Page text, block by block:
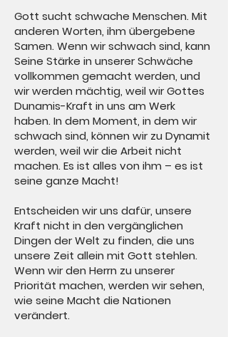
Gott sucht schwache Menschen. Mit
anderen Worten, ihm übergebene
Samen. Wenn wir schwach sind, kann
Seine Stärke in unserer Schwäche
vollkommen gemacht werden, und
wir werden mächtig, weil wir Gottes
Dunamis-Kraft in uns am Werk
haben. In dem Moment, in dem wir
schwach sind, können wir zu Dynamit
werden, weil wir die Arbeit nicht
machen. Es ist alles von ihm – es ist
seine ganze Macht!
Entscheiden wir uns dafür, unsere
Kraft nicht in den vergänglichen
Dingen der Welt zu finden, die uns
unsere Zeit allein mit Gott stehlen.
Wenn wir den Herrn zu unserer
Priorität machen, werden wir sehen,
wie seine Macht die Nationen
verändert.